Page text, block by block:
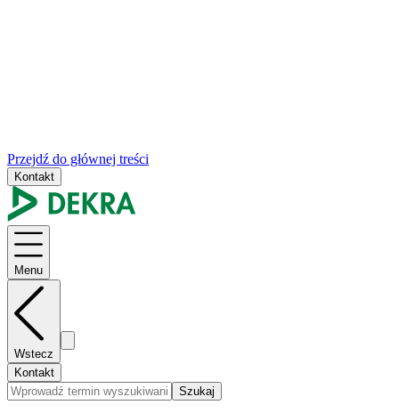
Przejdź do głównej treści
Kontakt
Menu
Wstecz
Kontakt
Szukaj